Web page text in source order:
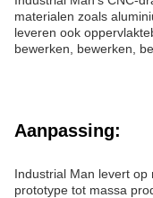
materialen zoals
leveren ook
bewerken, bewerken,
Aanpassing:
Industrial Man levert
prototype tot massa